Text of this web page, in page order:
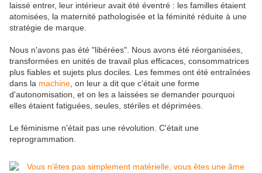
laissé entrer, leur intérieur avait été éventré : les familles étaient
atomisées, la maternité pathologisée et la féminité réduite à une
stratégie de marque.
Nous n'avons pas été "libérées". Nous avons été réorganisées,
transformées en unités de travail plus efficaces, consommatrices
plus fiables et sujets plus dociles. Les femmes ont été entraînées
dans la machine , on leur a dit que c'était une forme
d'autonomisation, et on les a laissées se demander pourquoi
elles étaient fatiguées, seules, stériles et déprimées.
Le féminisme n'était pas une révolution. C'était une
reprogrammation.